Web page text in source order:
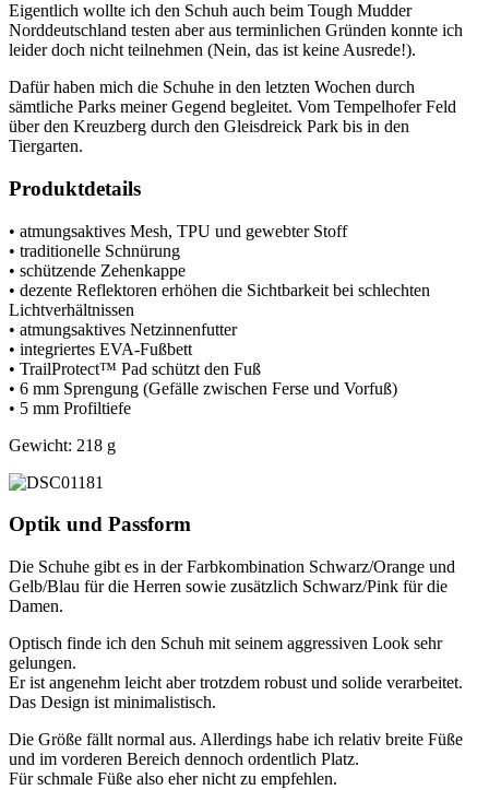
Eigentlich wollte ich den Schuh auch beim Tough Mudder
Norddeutschland testen aber aus terminlichen Gründen konnte ich
leider doch nicht teilnehmen (Nein, das ist keine Ausrede!).
Dafür haben mich die Schuhe in den letzten Wochen durch
sämtliche Parks meiner Gegend begleitet. Vom Tempelhofer Feld
über den Kreuzberg durch den Gleisdreick Park bis in den
Tiergarten.
Produktdetails
• atmungsaktives Mesh, TPU und gewebter Stoff
• traditionelle Schnürung
• schützende Zehenkappe
• dezente Reflektoren erhöhen die Sichtbarkeit bei schlechten
Lichtverhältnissen
• atmungsaktives Netzinnenfutter
• integriertes EVA-Fußbett
• TrailProtect™ Pad schützt den Fuß
• 6 mm Sprengung (Gefälle zwischen Ferse und Vorfuß)
• 5 mm Profiltiefe
Gewicht: 218 g
Optik und Passform
Die Schuhe gibt es in der Farbkombination Schwarz/Orange und
Gelb/Blau für die Herren sowie zusätzlich Schwarz/Pink für die
Damen.
Optisch finde ich den Schuh mit seinem aggressiven Look sehr
gelungen.
Er ist angenehm leicht aber trotzdem robust und solide verarbeitet.
Das Design ist minimalistisch.
Die Größe fällt normal aus. Allerdings habe ich relativ breite Füße
und im vorderen Bereich dennoch ordentlich Platz.
Für schmale Füße also eher nicht zu empfehlen.